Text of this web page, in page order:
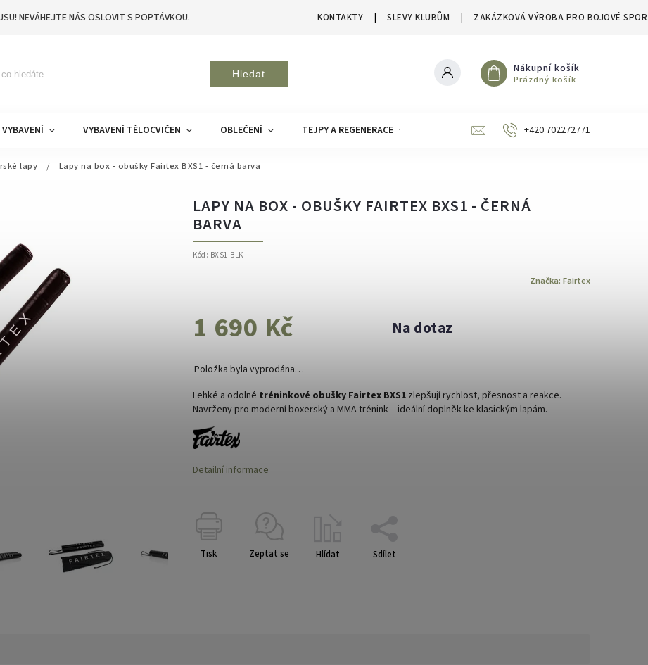
NEVÁHEJTE NÁS OSLOVIT S POPTÁVKOU. KONTAKTY SLEVY KLUBŮM ZAKÁZKOVÁ VÝROBA PRO BOJOVÉ
Hledat Nákupní košík
Prázdný košík
VYBAVENÍ TĚLOCVIČEN OBLEČENÍ TEJPY A REGENERACE SLEVY A VÝPRODEJE
+420 702272771
lapy / Lapy na box - obušky Fairtex BXS1 - černá barva
LAPY NA BOX - OBUŠKY FAIRTEX BXS1 - ČERNÁ
BARVA
Kód: BXS1-BLK
Značka: Fairtex
1 690 Kč Na dotaz
Položka byla vyprodána…
Lehké a odolné tréninkové obušky Fairtex BXS1 zlepšují rychlost, přesnost a reakce.
Navrženy pro moderní boxerský a MMA trénink – ideální doplněk ke klasickým lapám.
Detailní informace
Tisk Zeptat se Hlídat Sdílet